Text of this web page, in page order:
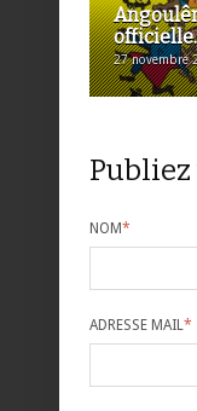
27 novembre
NOM*
ADRESSE MAIL *